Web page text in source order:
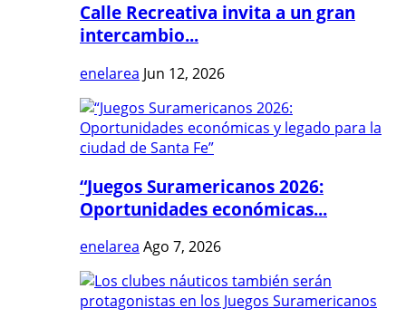
Calle Recreativa invita a un gran
intercambio...
enelarea Jun 12, 2026
“Juegos Suramericanos 2026:
Oportunidades económicas...
enelarea Ago 7, 2026